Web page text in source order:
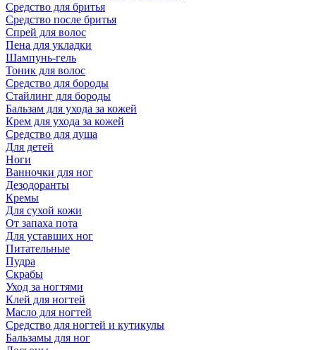
Средство для бритья
Средство после бритья
Спрей для волос
Пена для укладки
Шампунь-гель
Тоник для волос
Средство для бороды
Стайлинг для бороды
Бальзам для ухода за кожей
Крем для ухода за кожей
Средство для душа
Для детей
Ноги
Ванночки для ног
Дезодоранты
Кремы
Для сухой кожи
От запаха пота
Для уставших ног
Питательные
Пудра
Скрабы
Уход за ногтями
Клей для ногтей
Масло для ногтей
Средство для ногтей и кутикулы
Бальзамы для ног